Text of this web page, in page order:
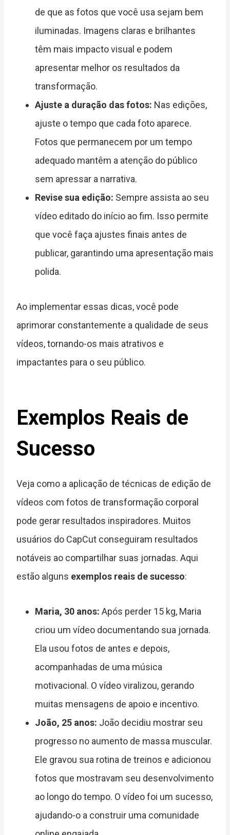
de que as fotos que você usa sejam bem
iluminadas. Imagens claras e brilhantes
têm mais impacto visual e podem
apresentar melhor os resultados da
transformação.
Ajuste a duração das fotos: Nas edições,
ajuste o tempo que cada foto aparece.
Fotos que permanecem por um tempo
adequado mantêm a atenção do público
sem apressar a narrativa.
Revise sua edição: Sempre assista ao seu
vídeo editado do início ao fim. Isso permite
que você faça ajustes finais antes de
publicar, garantindo uma apresentação mais
polida.
Ao implementar essas dicas, você pode
aprimorar constantemente a qualidade de seus
vídeos, tornando-os mais atrativos e
impactantes para o seu público.
Exemplos Reais de
Sucesso
Veja como a aplicação de técnicas de edição de
vídeos com fotos de transformação corporal
pode gerar resultados inspiradores. Muitos
usuários do CapCut conseguiram resultados
notáveis ao compartilhar suas jornadas. Aqui
estão alguns exemplos reais de sucesso:
Maria, 30 anos: Após perder 15 kg, Maria
criou um vídeo documentando sua jornada.
Ela usou fotos de antes e depois,
acompanhadas de uma música
motivacional. O vídeo viralizou, gerando
muitas mensagens de apoio e incentivo.
João, 25 anos: João decidiu mostrar seu
progresso no aumento de massa muscular.
Ele gravou sua rotina de treinos e adicionou
fotos que mostravam seu desenvolvimento
ao longo do tempo. O vídeo foi um sucesso,
ajudando-o a construir uma comunidade